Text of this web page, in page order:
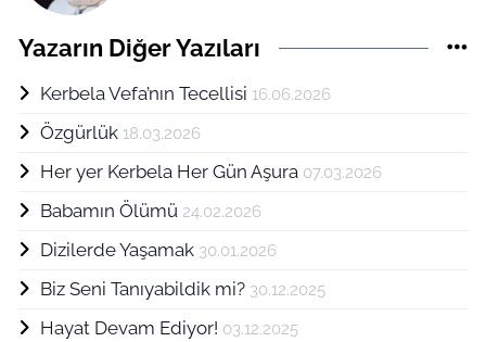
Yazarın Diğer Yazıları
Kerbela Vefa’nın Tecellisi 16.06.2026
Özgürlük 18.03.2026
Her yer Kerbela Her Gün Aşura 07.03.2026
Babamın Ölümü 24.02.2026
Dizilerde Yaşamak 30.01.2026
Biz Seni Tanıyabildik mi? 30.12.2025
Hayat Devam Ediyor! 03.12.2025